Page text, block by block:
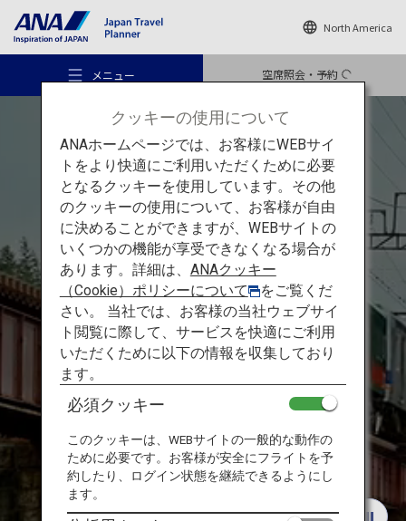
North America
メニュー 空席照会・予約
おすすめの旅
旅のアイデア
行き先
旅のお役立ち情報
ANA サービス
電車でめぐる関西：高野山
高野山の宿坊での宿泊を通
じ日本の仏教に触れる旅
クッキーの使用について
ANAホームページでは、お客様にWEBサイ
トをより快適にご利用いただくために必要
となるクッキーを使用しています。その他
のクッキーの使用について、お客様が自由
に決めることができますが、WEBサイトの
いくつかの機能が享受できなくなる場合が
あります。詳細は、 ANAクッキー
（Cookie）ポリシーについて
をご覧くだ
さい。 当社では、お客様の当社ウェブサイ
ト閲覧に際して、サービスを快適にご利用
いただくために以下の情報を収集しており
ます。
必須クッキー
このクッキーは、WEBサイトの一般的な動作の
ために必要です。お客様が安全にフライトを予
約したり、ログイン状態を継続できるようにし
ます。